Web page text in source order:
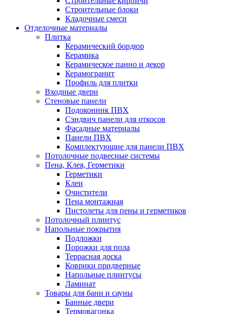
Строительные блоки
Кладочные смеси
Отделочные материалы
Плитка
Керамический бордюр
Керамика
Керамическое панно и декор
Керамогранит
Профиль для плитки
Входные двери
Стеновые панели
Подоконник ПВХ
Сэндвич панели для откосов
Фасадные материалы
Панели ПВХ
Комплектующие для панели ПВХ
Потолочные подвесные системы
Пена, Клея, Герметики
Герметики
Клеи
Очистители
Пена монтажная
Пистолеты для пены и герметиков
Потолочный плинтус
Напольные покрытия
Подложки
Порожки для пола
Террасная доска
Коврики придверные
Напольные плинтусы
Ламинат
Товары для бани и сауны
Банные двери
Термовагонка